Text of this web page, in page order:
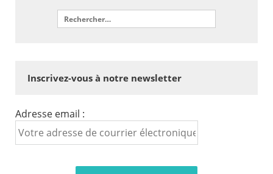
Inscrivez-vous à notre newsletter
Adresse email :